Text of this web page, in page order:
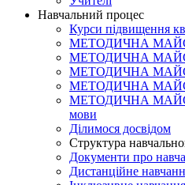
Навчальний процес
Курси підвищення
МЕТОДИЧНА
МЕТОДИЧНА
МЕТОДИЧНА
МЕТОДИЧНА
МЕТОДИЧНА
мови
Ділимося досвідом
Структура
Документи про
Дистанційне